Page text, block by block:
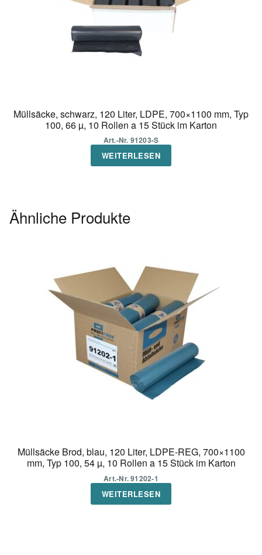
Müllsäcke, schwarz, 120 Liter, LDPE, 700×1100 mm, Typ
100, 66 µ, 10 Rollen a 15 Stück im Karton
Art.-Nr. 91203-S
WEITERLESEN
Ähnliche Produkte
Müllsäcke Brod, blau, 120 Liter, LDPE-REG, 700×1100
mm, Typ 100, 54 µ, 10 Rollen a 15 Stück im Karton
Art.-Nr. 91202-1
WEITERLESEN